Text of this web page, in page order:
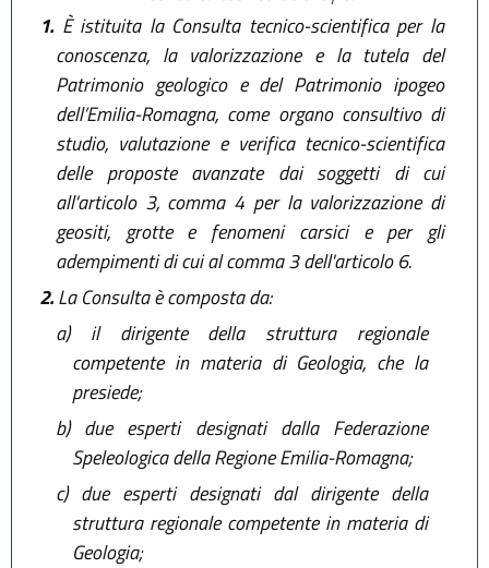
1.È istituita la Consulta tecnico-scientifica per la
conoscenza, la valorizzazione e la tutela del
Patrimonio geologico e del Patrimonio ipogeo
dell’Emilia-Romagna, come organo consultivo di
studio, valutazione e verifica tecnico-scientifica
delle proposte avanzate dai soggetti di cui
all'articolo 3, comma 4 per la valorizzazione di
geositi, grotte e fenomeni carsici e per gli
adempimenti di cui al comma 3 dell'articolo 6.
2.La Consulta è composta da:
a)il dirigente della struttura regionale
competente in materia di Geologia, che la
presiede;
b)due esperti designati dalla Federazione
Speleologica della Regione Emilia-Romagna;
c)due esperti designati dal dirigente della
struttura regionale competente in materia di
Geologia;